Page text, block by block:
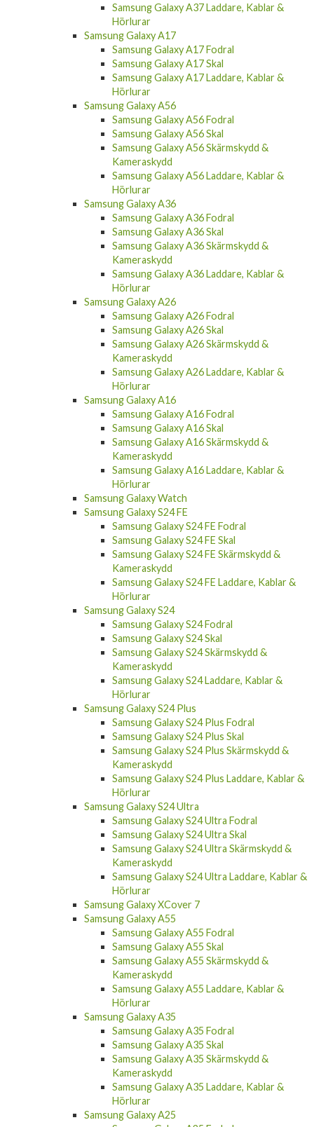
Samsung Galaxy A37 Laddare, Kablar &
Hörlurar
Samsung Galaxy A17
Samsung Galaxy A17 Fodral
Samsung Galaxy A17 Skal
Samsung Galaxy A17 Laddare, Kablar &
Hörlurar
Samsung Galaxy A56
Samsung Galaxy A56 Fodral
Samsung Galaxy A56 Skal
Samsung Galaxy A56 Skärmskydd &
Kameraskydd
Samsung Galaxy A56 Laddare, Kablar &
Hörlurar
Samsung Galaxy A36
Samsung Galaxy A36 Fodral
Samsung Galaxy A36 Skal
Samsung Galaxy A36 Skärmskydd &
Kameraskydd
Samsung Galaxy A36 Laddare, Kablar &
Hörlurar
Samsung Galaxy A26
Samsung Galaxy A26 Fodral
Samsung Galaxy A26 Skal
Samsung Galaxy A26 Skärmskydd &
Kameraskydd
Samsung Galaxy A26 Laddare, Kablar &
Hörlurar
Samsung Galaxy A16
Samsung Galaxy A16 Fodral
Samsung Galaxy A16 Skal
Samsung Galaxy A16 Skärmskydd &
Kameraskydd
Samsung Galaxy A16 Laddare, Kablar &
Hörlurar
Samsung Galaxy Watch
Samsung Galaxy S24 FE
Samsung Galaxy S24 FE Fodral
Samsung Galaxy S24 FE Skal
Samsung Galaxy S24 FE Skärmskydd &
Kameraskydd
Samsung Galaxy S24 FE Laddare, Kablar &
Hörlurar
Samsung Galaxy S24
Samsung Galaxy S24 Fodral
Samsung Galaxy S24 Skal
Samsung Galaxy S24 Skärmskydd &
Kameraskydd
Samsung Galaxy S24 Laddare, Kablar &
Hörlurar
Samsung Galaxy S24 Plus
Samsung Galaxy S24 Plus Fodral
Samsung Galaxy S24 Plus Skal
Samsung Galaxy S24 Plus Skärmskydd &
Kameraskydd
Samsung Galaxy S24 Plus Laddare, Kablar &
Hörlurar
Samsung Galaxy S24 Ultra
Samsung Galaxy S24 Ultra Fodral
Samsung Galaxy S24 Ultra Skal
Samsung Galaxy S24 Ultra Skärmskydd &
Kameraskydd
Samsung Galaxy S24 Ultra Laddare, Kablar &
Hörlurar
Samsung Galaxy XCover 7
Samsung Galaxy A55
Samsung Galaxy A55 Fodral
Samsung Galaxy A55 Skal
Samsung Galaxy A55 Skärmskydd &
Kameraskydd
Samsung Galaxy A55 Laddare, Kablar &
Hörlurar
Samsung Galaxy A35
Samsung Galaxy A35 Fodral
Samsung Galaxy A35 Skal
Samsung Galaxy A35 Skärmskydd &
Kameraskydd
Samsung Galaxy A35 Laddare, Kablar &
Hörlurar
Samsung Galaxy A25